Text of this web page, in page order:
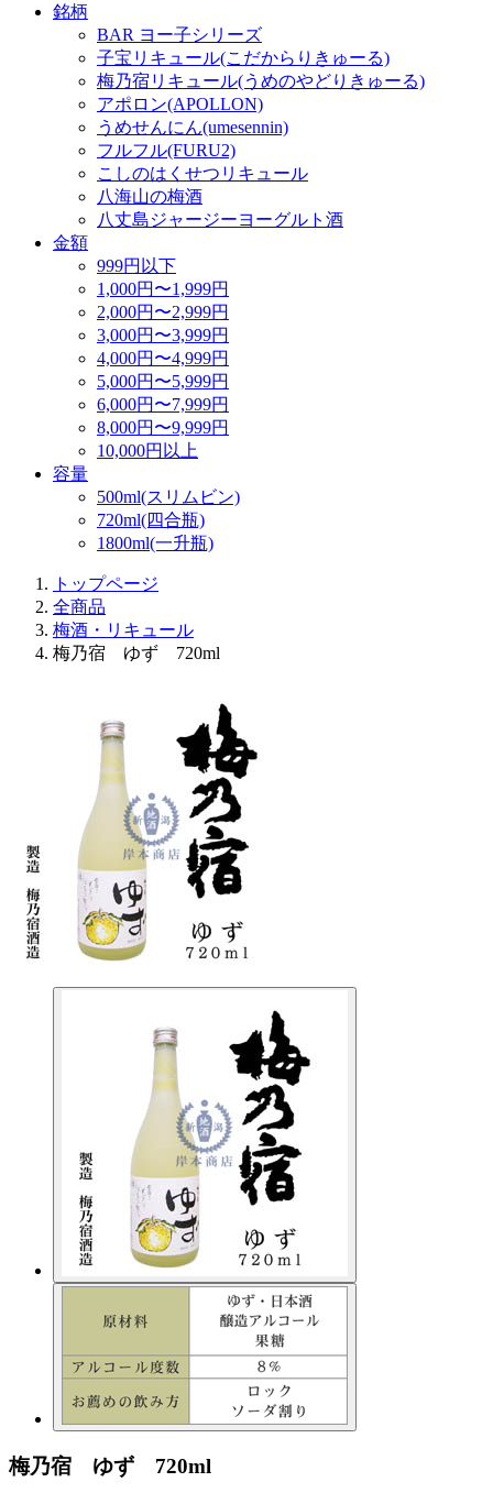
銘柄
BAR ヨー子シリーズ
子宝リキュール(こだからりきゅーる)
梅乃宿リキュール(うめのやどりきゅーる)
アポロン(APOLLON)
うめせんにん(umesennin)
フルフル(FURU2)
こしのはくせつリキュール
八海山の梅酒
八丈島ジャージーヨーグルト酒
金額
999円以下
1,000円〜1,999円
2,000円〜2,999円
3,000円〜3,999円
4,000円〜4,999円
5,000円〜5,999円
6,000円〜7,999円
8,000円〜9,999円
10,000円以上
容量
500ml(スリムビン)
720ml(四合瓶)
1800ml(一升瓶)
トップページ
全商品
梅酒・リキュール
梅乃宿 ゆず 720ml
梅乃宿 ゆず 720ml